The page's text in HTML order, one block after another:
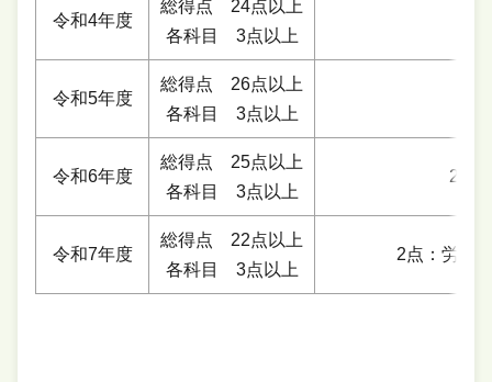
令和4年度
総得点 24点以上
各科目 3点以上
令和5年度
総得点 26点以上
各科目 3点以上
令和6年度
総得点 25点以上
各科目 3点以上
2点
令和7年度
総得点 22点以上
各科目 3点以上
2点：労災